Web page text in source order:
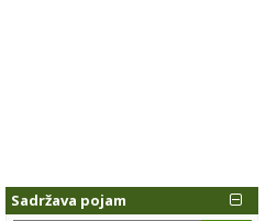
Sadržava pojam